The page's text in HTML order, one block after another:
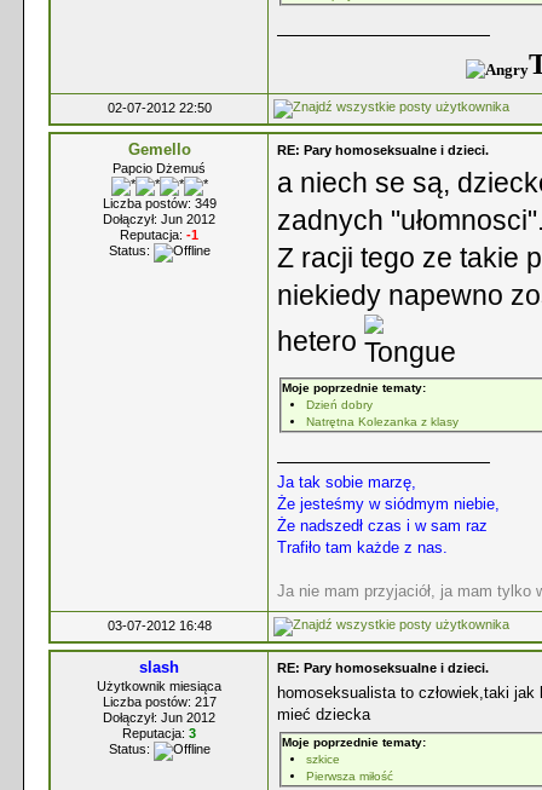
02-07-2012 22:50
Gemello
Papcio Dżemuś
Liczba postów: 349
Dołączył: Jun 2012
Reputacja: -1
Status:
RE: Pary homoseksualne i dzieci.
a niech se są,
zadnych
Z racji tego ze takie
niekiedy napewno
hetero
Moje poprzednie tematy:
Dzień dobry
Natrętna Kolezanka z klasy
Ja tak sobie marzę,
Że jesteśmy w siódmym niebie,
Że nadszedł czas i w sam raz
Trafiło tam każde z nas.
Ja nie mam przyjaciół, ja mam tylko
03-07-2012 16:48
slash
Użytkownik miesiąca
Liczba postów: 217
Dołączył: Jun 2012
Reputacja: 3
Status:
RE: Pary homoseksualne i dzieci.
homoseksualista to człowiek,taki
mieć dziecka
Moje poprzednie tematy:
szkice
Pierwsza miłość